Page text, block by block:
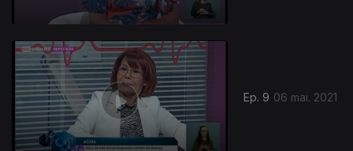
Ep. 9 06 mai. 2021